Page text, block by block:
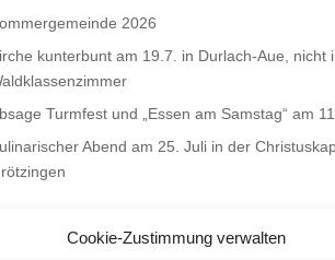
Cookie-Zustimmung verwalten
2026
kunterbunt am 19.7. in Durlach-Aue, nicht
Turmfest und „Essen am Samstag“ am
Abend am 25. Juli in der